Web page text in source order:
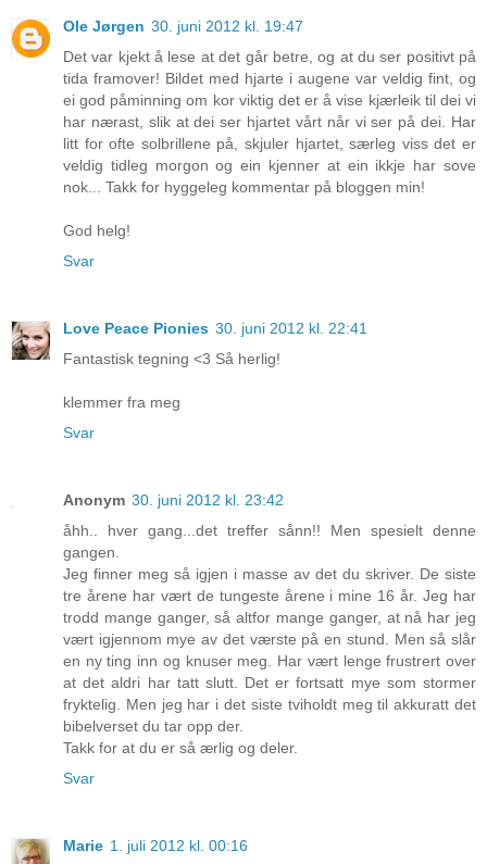
Ole Jørgen 30. juni 2012 kl. 19:47
Det var kjekt å lese at det går betre, og at du ser positivt på
tida framover! Bildet med hjarte i augene var veldig fint, og
ei god påminning om kor viktig det er å vise kjærleik til dei vi
har nærast, slik at dei ser hjartet vårt når vi ser på dei. Har
litt for ofte solbrillene på, skjuler hjartet, særleg viss det er
veldig tidleg morgon og ein kjenner at ein ikkje har sove
nok... Takk for hyggeleg kommentar på bloggen min!
God helg!
Svar
Love Peace Pionies 30. juni 2012 kl. 22:41
Fantastisk tegning <3 Så herlig!
klemmer fra meg
Svar
Anonym 30. juni 2012 kl. 23:42
åhh.. hver gang...det treffer sånn!! Men spesielt denne
gangen.
Jeg finner meg så igjen i masse av det du skriver. De siste
tre årene har vært de tungeste årene i mine 16 år. Jeg har
trodd mange ganger, så altfor mange ganger, at nå har jeg
vært igjennom mye av det værste på en stund. Men så slår
en ny ting inn og knuser meg. Har vært lenge frustrert over
at det aldri har tatt slutt. Det er fortsatt mye som stormer
fryktelig. Men jeg har i det siste tviholdt meg til akkuratt det
bibelverset du tar opp der.
Takk for at du er så ærlig og deler.
Svar
Marie 1. juli 2012 kl. 00:16